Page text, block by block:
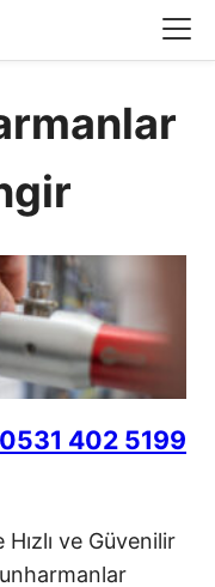
402 5199
ve Güvenilir